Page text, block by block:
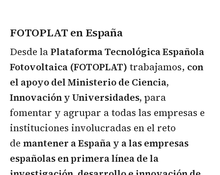
FOTOPLAT en España
Desde laPlataforma Tecnológica Española
Fotovoltaica (FOTOPLAT) trabajamos, con
el apoyo del Ministerio de Ciencia,
Innovación y Universidades, para
fomentar y agrupar a todas las empresas e
instituciones involucradas en el reto
de mantener a España y a las empresas
españolas en primera línea de la